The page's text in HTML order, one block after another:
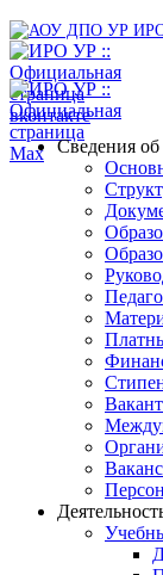
Сведения об